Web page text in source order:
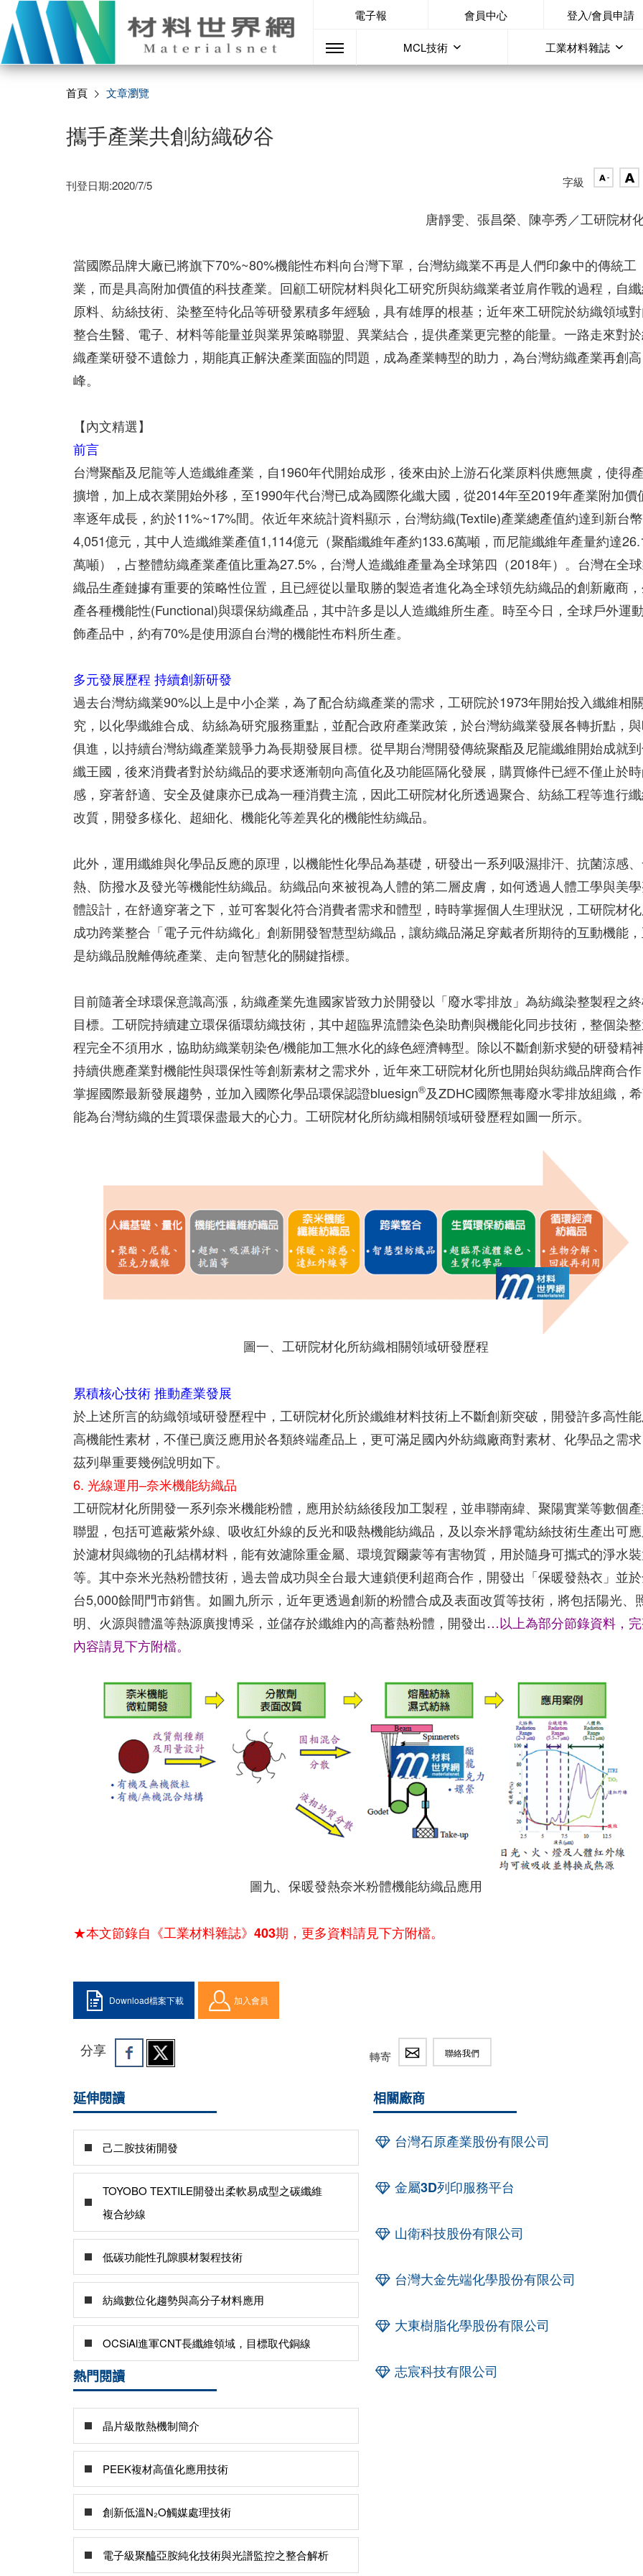
電子報 會員中心 登入/會員申請
MCL技術 工業材料雜誌
首頁 文章瀏覽
攜手產業共創紡織矽谷
刊登日期:2020/7/5 字級
唐靜雯、張昌榮、陳亭秀／工研院材
當國際品牌大廠已將旗下70%~80%機能性布料向台灣下單，台灣紡織業不再是人們印象中的傳統工
業，而是具高附加價值的科技產業。回顧工研院材料與化工研究所與紡織業者並肩作戰的過程，自
原料、紡絲技術、染整至特化品等研發累積多年經驗，具有雄厚的根基；近年來工研院於紡織領域
整合生醫、電子、材料等能量並與業界策略聯盟、異業結合，提供產業更完整的能量。一路走來對
織產業研發不遺餘力，期能真正解決產業面臨的問題，成為產業轉型的助力，為台灣紡織產業再創高
峰。
【內文精選】
前言
台灣聚酯及尼龍等人造纖維產業，自1960年代開始成形，後來由於上游石化業原料供應無虞，使得
擴增，加上成衣業開始外移，至1990年代台灣已成為國際化纖大國，從2014年至2019年產業附加價
率逐年成長，約於11%~17%間。依近年來統計資料顯示，台灣紡織(Textile)產業總產值約達到新台幣
4,051億元，其中人造纖維業產值1,114億元（聚酯纖維年產約133.6萬噸，而尼龍纖維年產量約達
萬噸），占整體紡織產業產值比重為27.5%，台灣人造纖維產量為全球第四（2018年）。台灣在全
織品生產鏈據有重要的策略性位置，且已經從以量取勝的製造者進化為全球領先紡織品的創新廠商
產各種機能性(Functional)與環保紡織產品，其中許多是以人造纖維所生產。時至今日，全球戶外運
飾產品中，約有70%是使用源自台灣的機能性布料所生產。
多元發展歷程 持續創新研發
過去台灣紡織業90%以上是中小企業，為了配合紡織產業的需求，工研院於1973年開始投入纖維相
究，以化學纖維合成、紡絲為研究服務重點，並配合政府產業政策，於台灣紡織業發展各轉折點，
俱進，以持續台灣紡織產業競爭力為長期發展目標。從早期台灣開發傳統聚酯及尼龍纖維開始成就
纖王國，後來消費者對於紡織品的要求逐漸朝向高值化及功能區隔化發展，購買條件已經不僅止於
感，穿著舒適、安全及健康亦已成為一種消費主流，因此工研院材化所透過聚合、紡絲工程等進行
改質，開發多樣化、超細化、機能化等差異化的機能性紡織品。
此外，運用纖維與化學品反應的原理，以機能性化學品為基礎，研發出一系列吸濕排汗、抗菌涼感
熱、防撥水及發光等機能性紡織品。紡織品向來被視為人體的第二層皮膚，如何透過人體工學與美
體設計，在舒適穿著之下，並可客製化符合消費者需求和體型，時時掌握個人生理狀況，工研院材
成功跨業整合「電子元件紡織化」創新開發智慧型紡織品，讓紡織品滿足穿戴者所期待的互動機能
是紡織品脫離傳統產業、走向智慧化的關鍵指標。
目前隨著全球環保意識高漲，紡織產業先進國家皆致力於開發以「廢水零排放」為紡織染整製程之
目標。工研院持續建立環保循環紡織技術，其中超臨界流體染色染助劑與機能化同步技術，整個染
程完全不須用水，協助紡織業朝染色/機能加工無水化的綠色經濟轉型。除以不斷創新求變的研發精
持續供應產業對機能性與環保性等創新素材之需求外，近年來工研院材化所也開始與紡織品牌商合
掌握國際最新發展趨勢，並加入國際化學品環保認證bluesign®及ZDHC國際無毒廢水零排放組織，
能為台灣紡織的生質環保盡最大的心力。工研院材化所紡織相關領域研發歷程如圖一所示。
圖一、工研院材化所紡織相關領域研發歷程
累積核心技術 推動產業發展
於上述所言的紡織領域研發歷程中，工研院材化所於纖維材料技術上不斷創新突破，開發許多高性
高機能性素材，不僅已廣泛應用於各類終端產品上，更可滿足國內外紡織廠商對素材、化學品之需
茲列舉重要幾例說明如下。
6. 光線運用–奈米機能紡織品
工研院材化所開發一系列奈米機能粉體，應用於紡絲後段加工製程，並串聯南緯、聚陽實業等數個
聯盟，包括可遮蔽紫外線、吸收紅外線的反光和吸熱機能紡織品，及以奈米靜電紡絲技術生產出可
於濾材與織物的孔結構材料，能有效濾除重金屬、環境賀爾蒙等有害物質，用於隨身可攜式的淨水
等。其中奈米光熱粉體技術，過去曾成功與全台最大連鎖便利超商合作，開發出「保暖發熱衣」並
台5,000餘間門市銷售。如圖九所示，近年更透過創新的粉體合成及表面改質等技術，將包括陽光、
明、火源與體溫等熱源廣搜博采，並儲存於纖維內的高蓄熱粉體，開發出…以上為部分節錄資料，
內容請見下方附檔。
圖九、保暖發熱奈米粉體機能紡織品應用
★本文節錄自《工業材料雜誌》403期，更多資料請見下方附檔。
Download檔案下載 加入會員
分享 轉寄 聯絡我們
延伸閱讀
己二胺技術開發
TOYOBO TEXTILE開發出柔軟易成型之碳纖維
複合紗線
低碳功能性孔隙膜材製程技術
紡織數位化趨勢與高分子材料應用
OCSiAl進軍CNT長纖維領域，目標取代銅線
熱門閱讀
晶片級散熱機制簡介
PEEK複材高值化應用技術
創新低溫N₂O觸媒處理技術
電子級聚醯亞胺純化技術與光譜監控之整合解析
相關廠商
台灣石原產業股份有限公司
金屬3D列印服務平台
山衛科技股份有限公司
台灣大金先端化學股份有限公司
大東樹脂化學股份有限公司
志宸科技有限公司